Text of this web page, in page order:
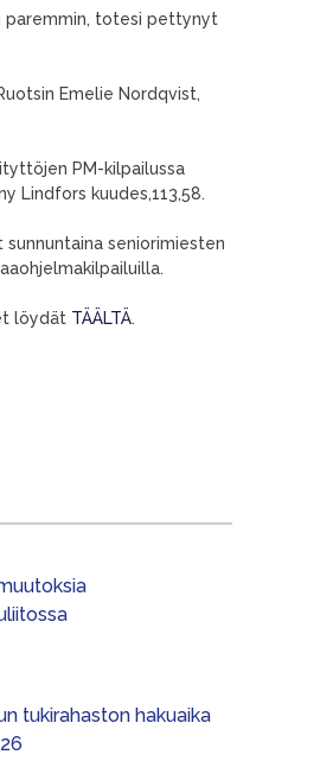
paremmin, totesi pettynyt
Emelie Nordqvist,
PM-kilpailussa
Lindfors kuudes,113,58.
sunnuntaina seniorimiesten
löydät TÄÄLTÄ.
tukirahaston hakuaika